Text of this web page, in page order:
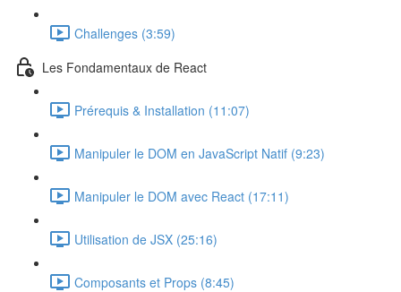
Challenges (3:59)
Les Fondamentaux de React
Prérequis & Installation (11:07)
Manipuler le DOM en JavaScript Natif (9:23)
Manipuler le DOM avec React (17:11)
Utilisation de JSX (25:16)
Composants et Props (8:45)